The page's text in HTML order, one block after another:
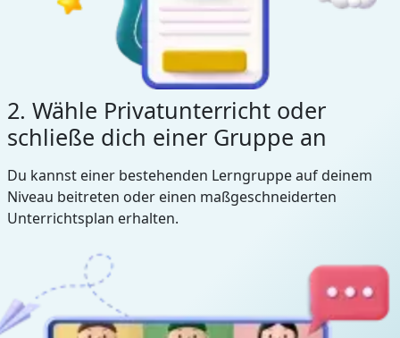
2. Wähle Privatunterricht oder
schließe dich einer Gruppe an
Du kannst einer bestehenden Lerngruppe auf deinem
Niveau beitreten oder einen maßgeschneiderten
Unterrichtsplan erhalten.